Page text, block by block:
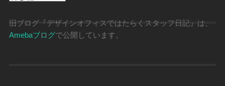
ー
イ
ブ
旧ブログ『デザインオフィスではたらくスタッフ日記』は、
Amebaブログで公開しています。